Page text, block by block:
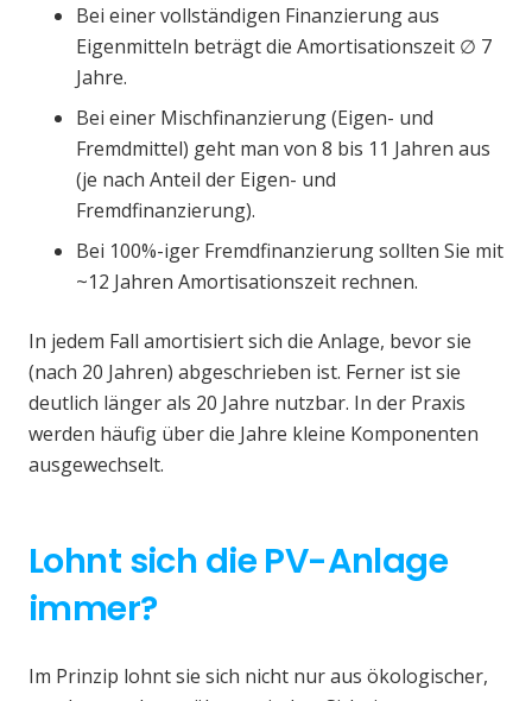
Bei einer vollständigen Finanzierung aus
Eigenmitteln beträgt die Amortisationszeit ∅ 7
Jahre.
Bei einer Mischfinanzierung (Eigen- und
Fremdmittel) geht man von 8 bis 11 Jahren aus
(je nach Anteil der Eigen- und
Fremdfinanzierung).
Bei 100%-iger Fremdfinanzierung sollten Sie mit
~12 Jahren Amortisationszeit rechnen.
In jedem Fall amortisiert sich die Anlage, bevor sie
(nach 20 Jahren) abgeschrieben ist. Ferner ist sie
deutlich länger als 20 Jahre nutzbar. In der Praxis
werden häufig über die Jahre kleine Komponenten
ausgewechselt.
Lohnt sich die PV-Anlage
immer?
Im Prinzip lohnt sie sich nicht nur aus ökologischer,